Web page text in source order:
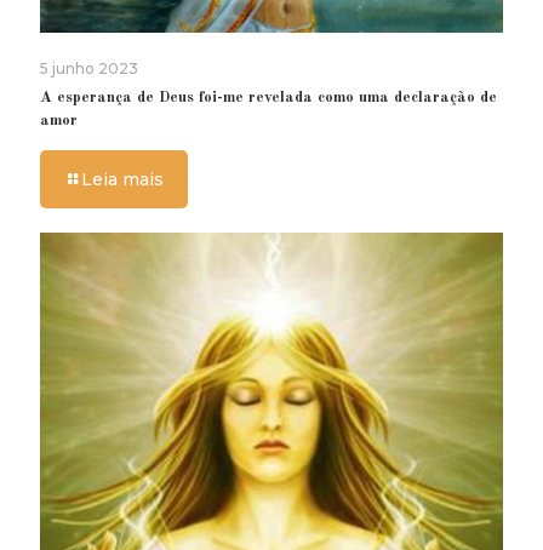
5 junho 2023
A esperança de Deus foi-me revelada como uma declaração de
amor
Leia mais